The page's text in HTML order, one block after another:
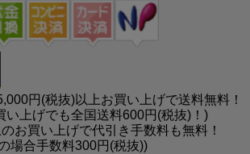
円(税抜)以上お買い上げで送料無料！
い上げでも全国送料600円(税抜)！)
お買い上げで代引き手数料も無料！
場合手数料300円(税抜))